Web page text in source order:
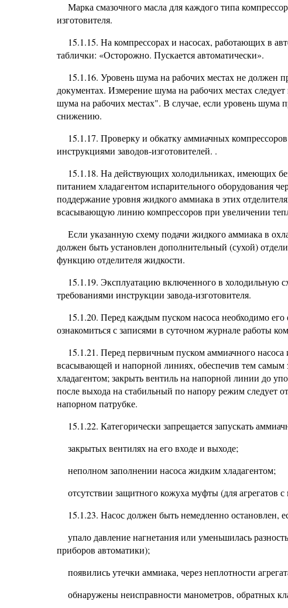
Марка смазочного масла для каждого типа
изготовителя.
15.1.15. На компрессорах и насосах, работающих в
таблички: «Осторожно. Пускается автоматически».
15.1.16. Уровень шума на рабочих местах не
документах. Измерение шума на рабочих местах
шума на рабочих местах". В случае, если уровень
снижению.
15.1.17. Проверку и обкатку аммиачных
инструкциями заводов-изготовителей. .
15.1.18. На действующих холодильниках, имеющих
питанием хладагентом испарительного оборудования
поддержание уровня жидкого аммиака в этих
всасывающую линию компрессоров при увеличении
Если указанную схему подачи жидкого аммиака в
должен быть установлен дополнительный (сухой)
функцию отделителя жидкости.
15.1.19. Эксплуатацию включенного в холодильную
требованиями инструкции завода-изготовителя.
15.1.20. Перед каждым пуском насоса необходимо
ознакомиться с записями в суточном журнале работы
15.1.21. Перед первичным пуском аммиачного насоса
всасывающей и напорной линиях, обеспечив тем самым
хладагентом; закрыть вентиль на напорной линии до
после выхода на стабильный по напору режим следует
напорном патрубке.
15.1.22. Категорически запрещается запускать
закрытых вентилях на его входе и выходе;
неполном заполнении насоса жидким хладагентом;
отсутствии защитного кожуха муфты (для агрегатов
15.1.23. Насос должен быть немедленно остановлен,
упало давление нагнетания или уменьшилась
приборов автоматики);
появились утечки аммиака, через неплотности
обнаружены неисправности манометров, обратных